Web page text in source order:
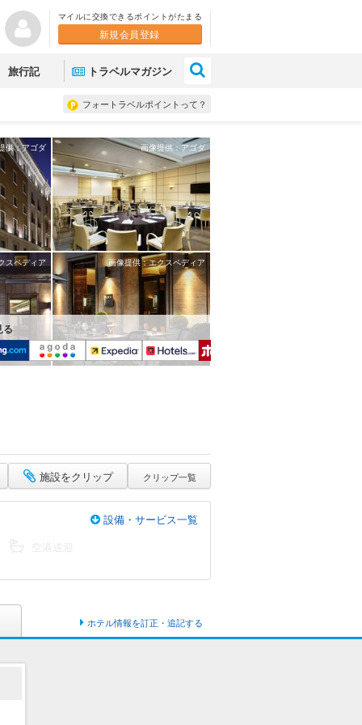
マイルに交換できるポイントがたまる
新規会員登録
旅行記 トラベルマガジン
フォートラベルポイントって？
供：アゴダ 画像提供：アゴダ
スペディア 画像提供：エクスペディア
る
施設をクリップ クリップ一覧
設備・サービス一覧
ホテル情報を訂正・追記する